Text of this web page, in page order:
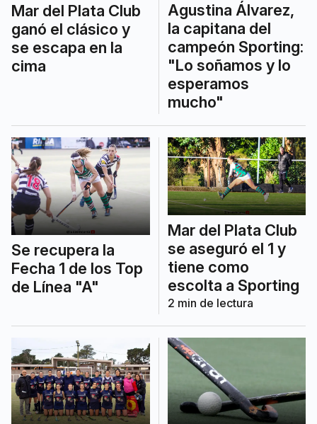
Mar del Plata Club
ganó el clásico y
se escapa en la
cima
Agustina Álvarez,
la capitana del
campeón Sporting:
"Lo soñamos y lo
esperamos
mucho"
Se recupera la
Fecha 1 de los Top
de Línea "A"
Mar del Plata Club
se aseguró el 1 y
tiene como
escolta a Sporting
2 min de lectura